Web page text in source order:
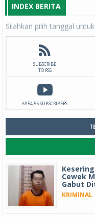
INDEX BERITA
Silahkan pilih tanggal
SUBSCRIBE
TO RSS
6954,55 SUBSCRIBERS
Cewek
Gabut
KRIMINAL